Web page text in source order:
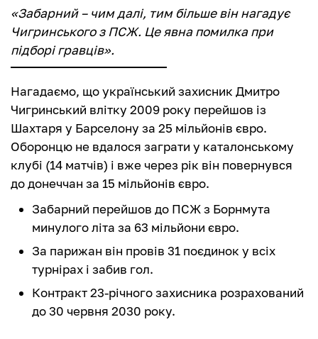
«Забарний – чим далі, тим більше він нагадує
Чигринського з ПСЖ. Це явна помилка при
підборі гравців».
Нагадаємо, що український захисник Дмитро
Чигринський влітку 2009 року перейшов із
Шахтаря у Барселону за 25 мільйонів євро.
Оборонцю не вдалося заграти у каталонському
клубі (14 матчів) і вже через рік він повернувся
до донеччан за 15 мільйонів євро.
Забарний перейшов до ПСЖ з Борнмута
минулого літа за 63 мільйони євро.
За парижан він провів 31 поєдинок у всіх
турнірах і забив гол.
Контракт 23-річного захисника розрахований
до 30 червня 2030 року.